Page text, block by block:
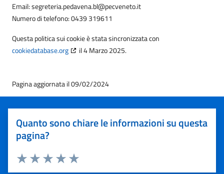
Email:segreteria.pedavena.bl@pecveneto.it
Numero di telefono: 0439 319611
Questa politica sui cookie è stata sincronizzata con
cookiedatabase.org
il 4 Marzo 2025.
Pagina aggiornata il 09/02/2024
Quanto sono chiare le informazioni su questa
pagina?
Valuta 5 stelle su 5
Valuta 4 stelle su 5
Valuta 3 stelle su 5
Valuta 2 stelle su 5
Valuta 1 stelle su 5